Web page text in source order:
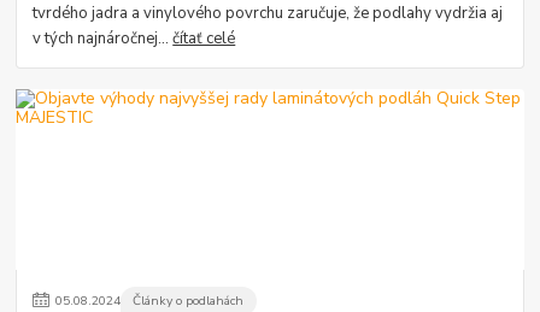
tvrdého jadra a vinylového povrchu zaručuje, že podlahy vydržia aj
v tých najnáročnej...čítať celé
05.08.2024 Články o podlahách